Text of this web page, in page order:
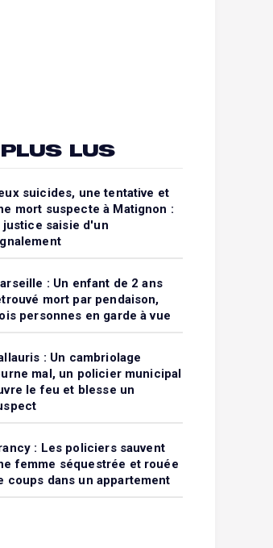
LUS
suicides, une tentative et
mort suspecte à Matignon :
justice saisie d'un
: Un enfant de 2 ans
mort par pendaison,
personnes en garde à vue
: Un cambriolage
mal, un policier municipal
le feu et blesse un
: Les policiers sauvent
femme séquestrée et rouée
coups dans un appartement